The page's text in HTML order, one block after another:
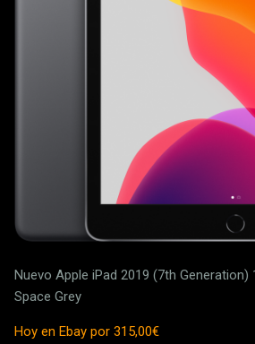
Nuevo Apple iPad 2019 (7th Generation)
Space Grey
Hoy en Ebay por 315,00€